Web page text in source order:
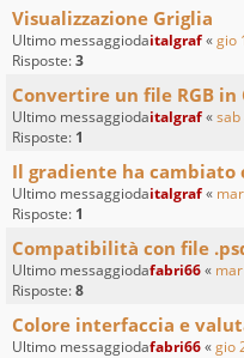
Visualizzazione Griglia
Ultimo messaggiodaitalgraf«gio
Risposte:3
Convertire un file RGB in
Ultimo messaggiodaitalgraf«sab
Risposte: 1
Il gradiente ha
Ultimo messaggiodaitalgraf«
Risposte: 1
Compatibilità con file
Ultimo messaggiodafabri66«
Risposte:8
Colore interfaccia e
Ultimo messaggiodafabri66«gio